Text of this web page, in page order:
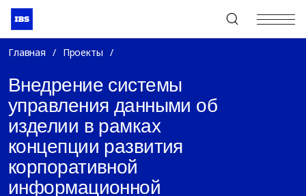
+7 (495) 967-80-80
Главная / Проекты /
Внедрение системы
управления данными об
изделии в рамках
концепции развития
корпоративной
информационной